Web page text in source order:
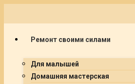
Ремонт своими силами
Для малышей
Домашняя мастерская